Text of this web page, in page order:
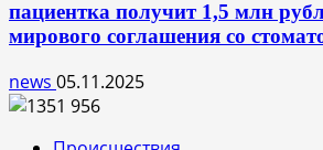
пациентка получит 1,5 млн
мирового соглашения со
news 05.11.2025